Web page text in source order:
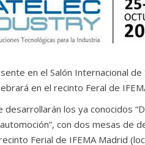
en el Salón Internacional
en el recinto Feral de
desarrollarán los ya conocidos
automoción”, con dos mesas
Ferial de IFEMA Madrid